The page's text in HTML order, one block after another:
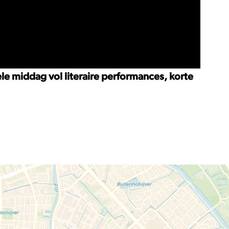
middag vol literaire performances, korte